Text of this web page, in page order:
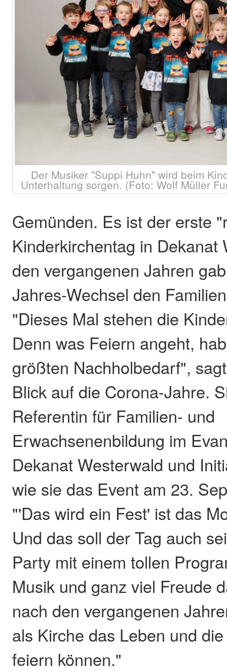
Der Musiker "Suppi Huhn" wird beim
Unterhaltung sorgen. (Foto: Wolf Müller
Gemünden. Es ist der erste
Kinderkirchentag in Dekanat
den vergangenen Jahren
Jahres-Wechsel den
"Dieses Mal stehen die
Denn was Feiern angeht,
größten Nachholbedarf",
Blick auf die Corona-Jahre.
Referentin für Familien- und
Erwachsenenbildung im
Dekanat Westerwald und
wie sie das Event am 23.
"'Das wird ein Fest' ist das
Und das soll der Tag auch
Party mit einem tollen
Musik und ganz viel Freude
nach den vergangenen
als Kirche das Leben und
feiern können."